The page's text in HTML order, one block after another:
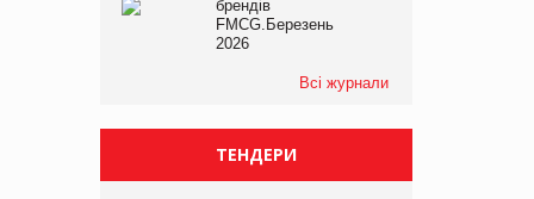
брендів
FMCG.Березень
2026
Всі журнали
ТЕНДЕРИ